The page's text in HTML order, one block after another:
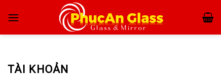
TÀI KHOẢN